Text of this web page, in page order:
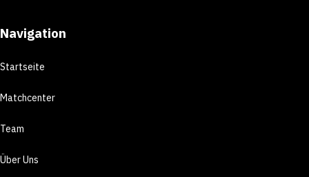
Navigation
Startseite
Matchcenter
Team
Über Uns